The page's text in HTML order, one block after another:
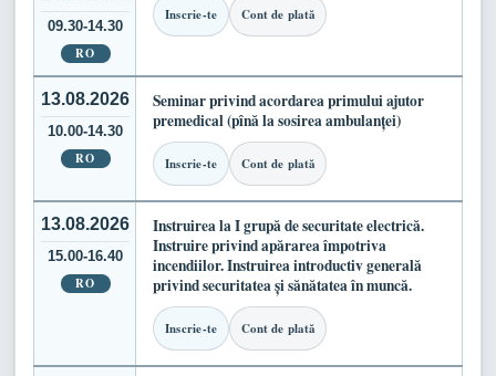
09.30-14.30
RO
Inscrie-te Cont de plată
13.08.2026
10.00-14.30
RO
Seminar privind acordarea primului ajutor
premedical (pînă la sosirea ambulanței)
Inscrie-te Cont de plată
13.08.2026
15.00-16.40
RO
Instruirea la I grupă de securitate electrică.
Instruire privind apărarea împotriva
incendiilor. Instruirea introductiv generală
privind securitatea și sănătatea în muncă.
Inscrie-te Cont de plată